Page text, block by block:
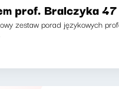
prof. Bralczyka 47
zestaw porad językowych